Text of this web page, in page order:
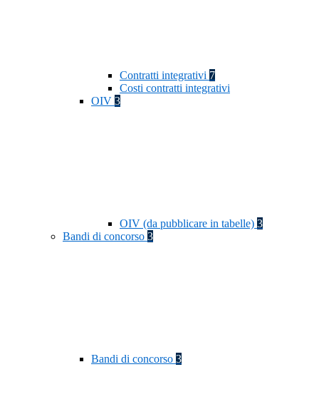
Contratti integrativi 7
Costi contratti integrativi
OIV 3
OIV (da pubblicare in tabelle) 3
Bandi di concorso 3
Bandi di concorso 3